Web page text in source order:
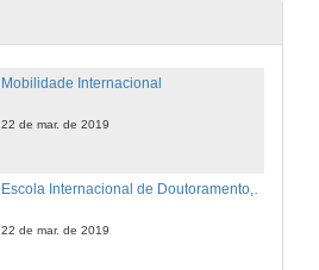
Mobilidade Internacional
22 de mar. de 2019
Escola Internacional de Doutoramento, Funcións
22 de mar. de 2019